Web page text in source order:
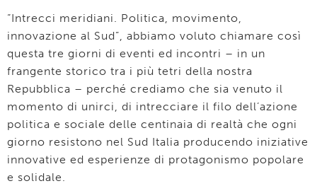
“Intrecci meridiani. Politica, movimento,
innovazione al Sud”, abbiamo voluto chiamare così
questa tre giorni di eventi ed incontri – in un
frangente storico tra i più tetri della nostra
Repubblica – perché crediamo che sia venuto il
momento di unirci, di intrecciare il filo dell’azione
politica e sociale delle centinaia di realtà che ogni
giorno resistono nel Sud Italia producendo iniziative
innovative ed esperienze di protagonismo popolare
e solidale.